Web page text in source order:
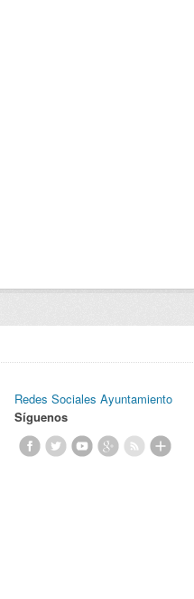
Redes Sociales Ayuntamiento
Síguenos